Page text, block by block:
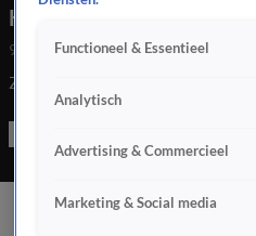
Hazes
9 juli 2024, 08:41
Zo gaat het nu tussen de
Functioneel & Essentieel
Analytisch
Advertising & Commercieel
Marketing & Social media